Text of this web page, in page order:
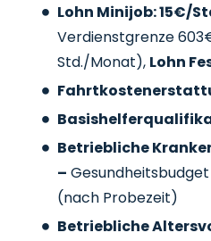
Lohn Minijob: 15€/
Verdienstgrenze
Std./Monat), Lohn
Betriebliche
–
(nach Probezeit)
Betriebliche